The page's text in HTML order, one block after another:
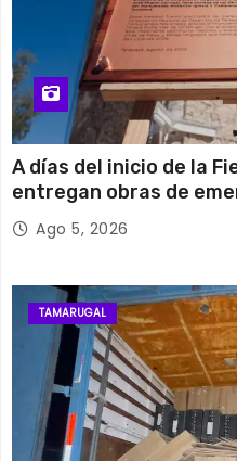
A días del inicio de la
entregan obras de
su histórico campanario
Ago 5, 2026
TAMARUGAL